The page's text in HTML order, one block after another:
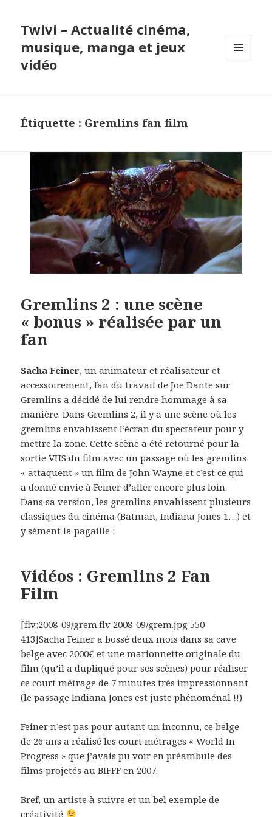
Twivi – Actualité cinéma,
musique, manga et jeux
vidéo
Étiquette : Gremlins fan film
Gremlins 2 : une scène
« bonus » réalisée par un
fan
Sacha Feiner, un animateur et réalisateur et
accessoirement, fan du travail de Joe Dante sur
Gremlins a décidé de lui rendre hommage à sa
manière. Dans Gremlins 2, il y a une scène où les
gremlins envahissent l’écran du spectateur pour y
mettre la zone. Cette scène a été retourné pour la
sortie VHS du film avec un passage où les gremlins
« attaquent » un film de John Wayne et c’est ce qui
a donné envie à Feiner d’aller encore plus loin.
Dans sa version, les gremlins envahissent plusieurs
classiques du cinéma (Batman, Indiana Jones 1…) et
y sèment la pagaille :
Vidéos : Gremlins 2 Fan
Film
[flv:2008-09/grem.flv 2008-09/grem.jpg 550
413]Sacha Feiner a bossé deux mois dans sa cave
belge avec 2000€ et une marionnette originale du
film (qu’il a dupliqué pour ses scènes) pour réaliser
ce court métrage de 7 minutes très impressionnant
(le passage Indiana Jones est juste phénoménal !!)
Feiner n’est pas pour autant un inconnu, ce belge
de 26 ans a réalisé les court métrages « World In
Progress » que j’avais pu voir en préambule des
films projetés au BIFFF en 2007.
Bref, un artiste à suivre et un bel exemple de
créativité